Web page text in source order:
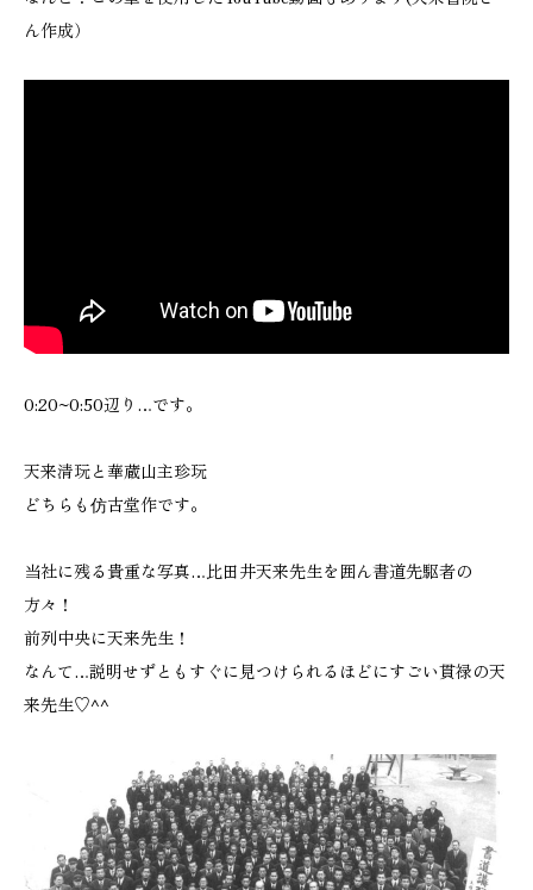
ん作成）
0:20~0:50辺り…です。
天来清玩と華蔵山主珍玩
どちらも仿古堂作です。
当社に残る貴重な写真…比田井天来先生を囲ん書道先駆者の
方々！
前列中央に天来先生！
なんて…説明せずともすぐに見つけられるほどにすごい貫禄の天
来先生♡^^